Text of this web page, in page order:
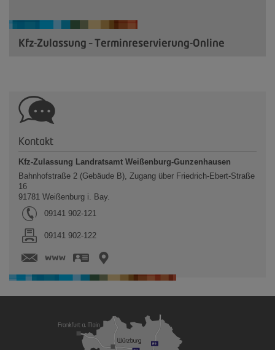
Kfz-Zulassung – Terminreservierung-Online
Kontakt
Kfz-Zulassung Landratsamt Weißenburg-Gunzenhausen
Bahnhofstraße 2 (Gebäude B), Zugang über Friedrich-Ebert-Straße
16
91781 Weißenburg i. Bay.
Tel.:
09141 902-121
Fax:
09141 902-122
www.landkreis-wug.de
vCard